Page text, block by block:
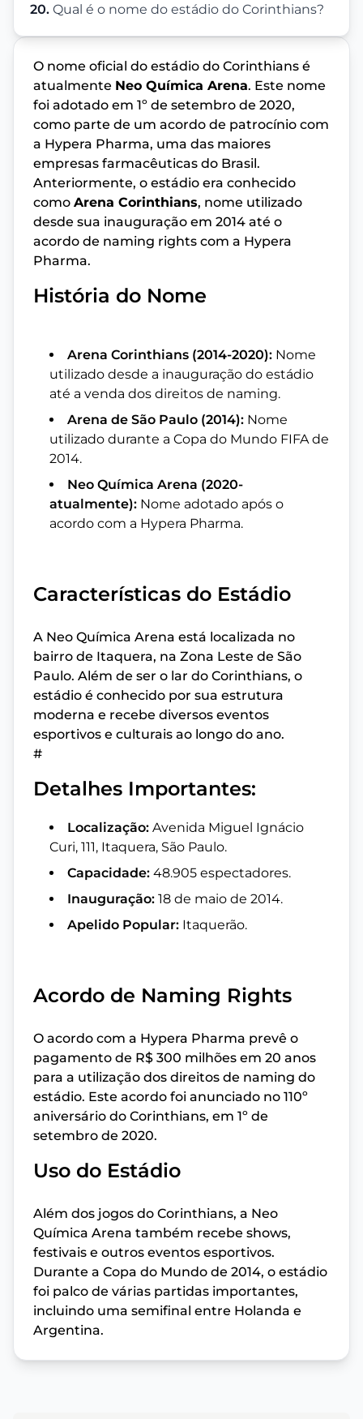
20. Qual é o nome do estádio do Corinthians?
O nome oficial do estádio do Corinthians é
atualmente Neo Química Arena. Este nome
foi adotado em 1º de setembro de 2020,
como parte de um acordo de patrocínio com
a Hypera Pharma, uma das maiores
empresas farmacêuticas do Brasil.
Anteriormente, o estádio era conhecido
como Arena Corinthians, nome utilizado
desde sua inauguração em 2014 até o
acordo de naming rights com a Hypera
Pharma.
História do Nome
Arena Corinthians (2014-2020): Nome
utilizado desde a inauguração do estádio
até a venda dos direitos de naming.
Arena de São Paulo (2014): Nome
utilizado durante a Copa do Mundo FIFA de
2014.
Neo Química Arena (2020-
atualmente): Nome adotado após o
acordo com a Hypera Pharma.
Características do Estádio
A Neo Química Arena está localizada no
bairro de Itaquera, na Zona Leste de São
Paulo. Além de ser o lar do Corinthians, o
estádio é conhecido por sua estrutura
moderna e recebe diversos eventos
esportivos e culturais ao longo do ano.
#
Detalhes Importantes:
Localização: Avenida Miguel Ignácio
Curi, 111, Itaquera, São Paulo.
Capacidade: 48.905 espectadores.
Inauguração: 18 de maio de 2014.
Apelido Popular: Itaquerão.
Acordo de Naming Rights
O acordo com a Hypera Pharma prevê o
pagamento de R$ 300 milhões em 20 anos
para a utilização dos direitos de naming do
estádio. Este acordo foi anunciado no 110º
aniversário do Corinthians, em 1º de
setembro de 2020.
Uso do Estádio
Além dos jogos do Corinthians, a Neo
Química Arena também recebe shows,
festivais e outros eventos esportivos.
Durante a Copa do Mundo de 2014, o estádio
foi palco de várias partidas importantes,
incluindo uma semifinal entre Holanda e
Argentina.